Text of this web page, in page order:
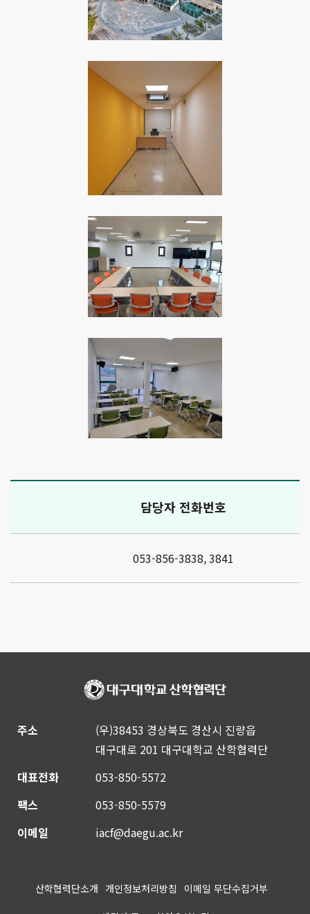
담당자 전화번호
053-856-3838, 3841
주소
대표전화
팩스
이메일
(우)38453 경상북도 경산시 진량읍
대구대로 201 대구대학교 산학협력단
053-850-5572
053-850-5579
iacf@daegu.ac.kr
산학협력단소개 개인정보처리방침 이메일 무단수집거부